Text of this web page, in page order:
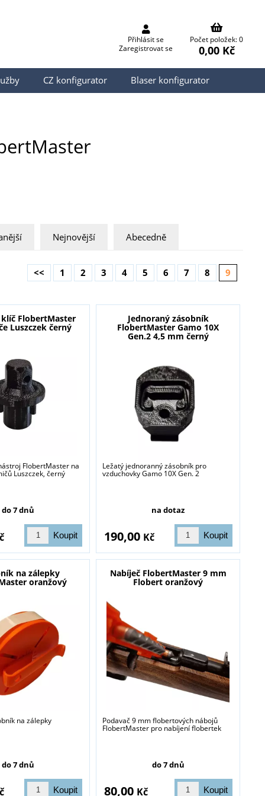
Přihlásit se
Zaregistrovat se
Počet položek: 0
0,00 Kč
CZ konfigurator Blaser konfigurator
Nejnovější Abecedně
<< 1 2 3 4 5 6 7 8 9
FlobertMaster
Luszczek černý
FlobertMaster na
Luszczek, černý
do 7 dnů
Jednoraný zásobník
FlobertMaster Gamo 10X
Gen.2 4,5 mm černý
Ležatý jednoranný zásobník pro
vzduchovky Gamo 10X Gen. 2
na dotaz
190,00 Kč
na zálepky
oranžový
na zálepky
do 7 dnů
Nabíječ FlobertMaster 9 mm
Flobert oranžový
Podavač 9 mm flobertových nábojů
FlobertMaster pro nabíjení flobertek
do 7 dnů
80,00 Kč